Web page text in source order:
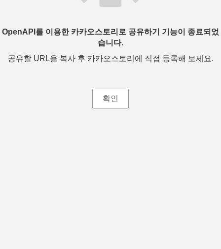
OpenAPI를 이용한 카카오스토리로 공유하기 기능이 종료되었
습니다.
공유할 URL을 복사 후 카카오스토리에 직접 등록해 보세요.
확인